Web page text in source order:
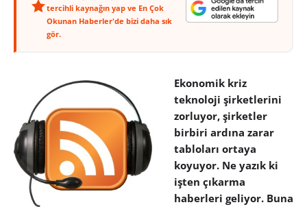
tercihli kaynağın yap ve En Çok
Okunan Haberler'de bizi daha sık
gör.
Ekonomik kriz
teknoloji şirketlerini
zorluyor, şirketler
birbiri ardına zarar
tabloları ortaya
koyuyor. Ne yazık ki
işten çıkarma
haberleri geliyor. Buna